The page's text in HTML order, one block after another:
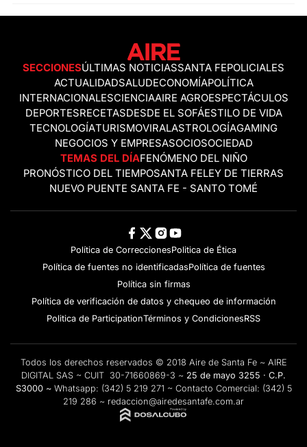
SECCIONESÚLTIMAS NOTICIASSANTA FEPOLICIALES
ACTUALIDADSALUDECONOMÍAPOLÍTICA
INTERNACIONALESCIENCIAAIRE AGROESPECTÁCULOS
DEPORTESRECETASDESDE EL SOFÁESTILO DE VIDA
TECNOLOGÍATURISMOVIRALASTROLOGÍAGAMING
NEGOCIOS Y EMPRESASOCIOSOCIEDAD
TEMAS DEL DÍAFENÓMENO DEL NIÑO
PRONÓSTICO DEL TIEMPOSANTA FELEY DE TIERRAS
NUEVO PUENTE SANTA FE - SANTO TOMÉ
Política de CorreccionesPolitica de Ética
Política de fuentes no identificadasPolítica de fuentes
Política sin firmas
Política de verificación de datos y chequeo de información
Politica de ParticipationTérminos y CondicionesRSS
Todos los derechos reservados © 2018 Aire de Santa Fe ~ AIRE
DIGITAL SAS ~ CUIT 30-71660869-3 ~ 25 de mayo 3255 · C.P.
S3000 ~ Whatsapp: (342) 5 219 271 ~ Contacto Comercial: (342) 5
219 286 ~ redaccion@airedesantafe.com.ar